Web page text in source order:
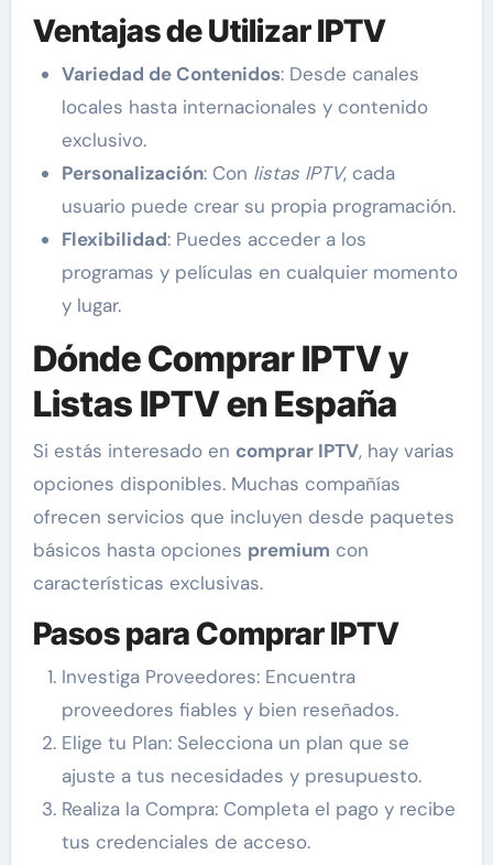
Ventajas de Utilizar IPTV
Variedad de Contenidos: Desde canales
locales hasta internacionales y contenido
exclusivo.
Personalización: Con listas IPTV, cada
usuario puede crear su propia programación.
Flexibilidad: Puedes acceder a los
programas y películas en cualquier momento
y lugar.
Dónde Comprar IPTV y
Listas IPTV en España
Si estás interesado en comprar IPTV, hay varias
opciones disponibles. Muchas compañías
ofrecen servicios que incluyen desde paquetes
básicos hasta opciones premium con
características exclusivas.
Pasos para Comprar IPTV
Investiga Proveedores: Encuentra
proveedores fiables y bien reseñados.
Elige tu Plan: Selecciona un plan que se
ajuste a tus necesidades y presupuesto.
Realiza la Compra: Completa el pago y recibe
tus credenciales de acceso.